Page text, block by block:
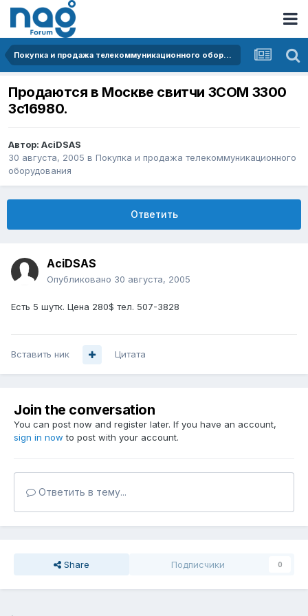
Покупка и продажа телекоммуникационного оборудования
Продаются в Москве свитчи 3COM 3300
3c16980.
Автор: AciDSAS
30 августа, 2005 в Покупка и продажа телекоммуникационного
оборудования
Ответить
AciDSAS
Опубликовано 30 августа, 2005
Есть 5 шутк. Цена 280$ тел. 507-3828
Вставить ник Цитата
Join the conversation
You can post now and register later. If you have an account,
sign in now to post with your account.
Ответить в тему...
Share Подписчики 0